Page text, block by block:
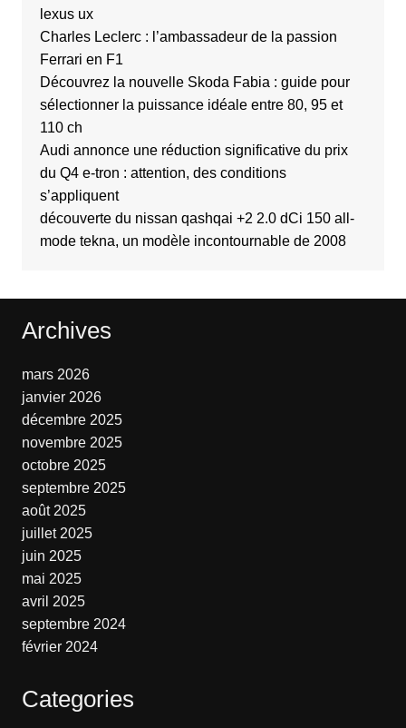
lexus ux
Charles Leclerc : l’ambassadeur de la passion
Ferrari en F1
Découvrez la nouvelle Skoda Fabia : guide pour
sélectionner la puissance idéale entre 80, 95 et
110 ch
Audi annonce une réduction significative du prix
du Q4 e-tron : attention, des conditions
s’appliquent
découverte du nissan qashqai +2 2.0 dCi 150 all-
mode tekna, un modèle incontournable de 2008
Archives
mars 2026
janvier 2026
décembre 2025
novembre 2025
octobre 2025
septembre 2025
août 2025
juillet 2025
juin 2025
mai 2025
avril 2025
septembre 2024
février 2024
Categories